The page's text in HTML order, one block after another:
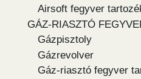
Airsoft fegyver
GÁZ-RIASZTÓ
Gázpisztoly
Gázrevolver
Gáz-riasztó fegyver